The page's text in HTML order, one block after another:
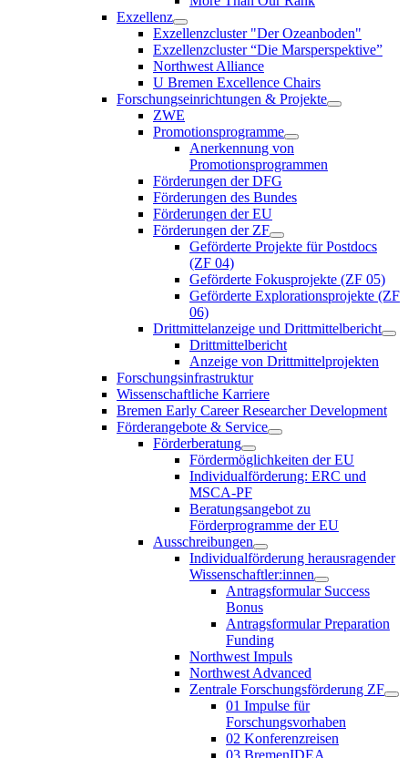
Exzellenz
Exzellenzcluster "Der Ozeanboden"
Exzellenzcluster “Die Marsperspektive”
Northwest Alliance
U Bremen Excellence Chairs
Forschungseinrichtungen & Projekte
ZWE
Promotionsprogramme
Anerkennung von
Promotionsprogrammen
Förderungen der DFG
Förderungen des Bundes
Förderungen der EU
Förderungen der ZF
Geförderte Projekte für Postdocs
(ZF 04)
Geförderte Fokusprojekte (ZF 05)
Geförderte Explorationsprojekte (ZF
06)
Drittmittelanzeige und Drittmittelbericht
Drittmittelbericht
Anzeige von Drittmittelprojekten
Forschungsinfrastruktur
Wissenschaftliche Karriere
Bremen Early Career Researcher Development
Förderangebote & Service
Förderberatung
Fördermöglichkeiten der EU
Individualförderung: ERC und
MSCA-PF
Beratungsangebot zu
Förderprogramme der EU
Ausschreibungen
Individualförderung herausragender
Wissenschaftler:innen
Antragsformular Success
Bonus
Antragsformular Preparation
Funding
Northwest Impuls
Northwest Advanced
Zentrale Forschungsförderung ZF
01 Impulse für
Forschungsvorhaben
02 Konferenzreisen
03 BremenIDEA